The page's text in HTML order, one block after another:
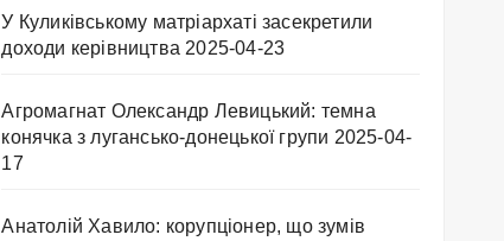
У Куликівському матріархаті засекретили
доходи керівництва 2025-04-23
Агромагнат Олександр Левицький: темна
конячка з лугансько-донецької групи 2025-04-
17
Анатолій Хавило: корупціонер, що зумів